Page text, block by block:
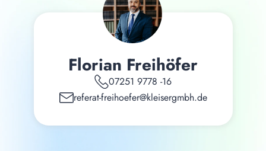
Florian Freihöfer
07251 9778 -16
referat-freihoefer@kleisergmbh.de